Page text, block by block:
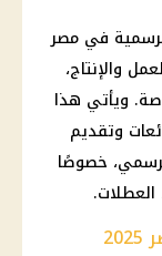
في مصر
والإنتاج،
ويأتي هذا
وتقديم
خصوصًا